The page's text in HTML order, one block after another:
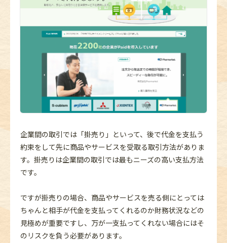
企業間の取引では「掛売り」といって、後で代金を支払う
約束をして先に商品やサービスを受取る取引方法がありま
す。掛売りは企業間の取引では最もニーズの高い支払方法
です。
ですが掛売りの場合、商品やサービスを売る側にとっては
ちゃんと相手が代金を支払ってくれるのか財務状況などの
見極めが重要ですし、万が一支払ってくれない場合にはそ
のリスクを負う必要があります。